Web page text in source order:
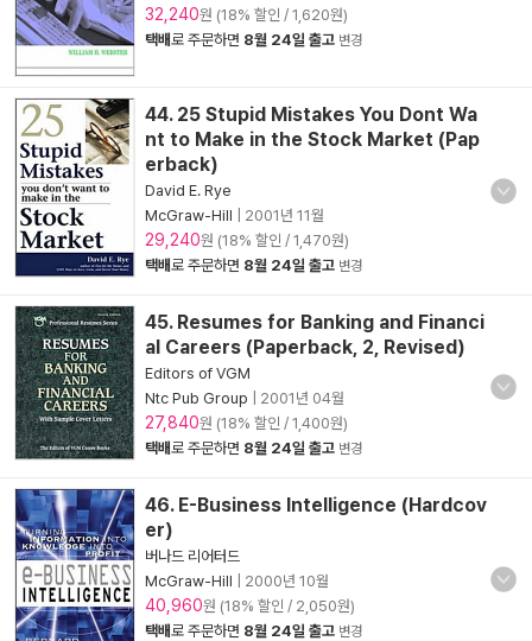
32,240원 (18% 할인 / 1,620원)
택배로 주문하면 8월 24일 출고 변경
44. 25 Stupid Mistakes You Dont Wa
nt to Make in the Stock Market (Pap
erback)
David E. Rye
McGraw-Hill
2001년 11월
29,240원 (18% 할인 / 1,470원)
택배로 주문하면 8월 24일 출고 변경
45. Resumes for Banking and Financi
al Careers (Paperback, 2, Revised)
Editors of VGM
Ntc Pub Group
2001년 04월
27,840원 (18% 할인 / 1,400원)
택배로 주문하면 8월 24일 출고 변경
46. E-Business Intelligence (Hardcov
er)
버나드 리어터드
McGraw-Hill
2000년 10월
40,960원 (18% 할인 / 2,050원)
택배로 주문하면 8월 24일 출고 변경